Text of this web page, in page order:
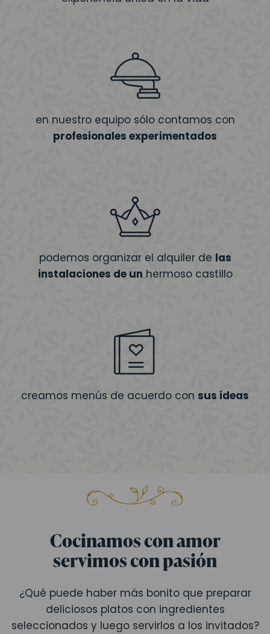
en nuestro equipo sólo contamos con
profesionales experimentados
podemos organizar el alquiler de las
instalaciones de un hermoso castillo
creamos menús de acuerdo con sus ideas
Cocinamos con amor
servimos con pasión
¿Qué puede haber más bonito que preparar
deliciosos platos con ingredientes
seleccionados y luego servirlos a los invitados?